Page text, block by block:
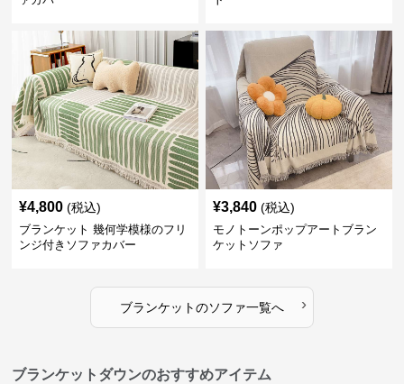
¥4,800 (税込)
ブランケット 幾何学模様のフリ
ンジ付きソファカバー
¥3,840 (税込)
モノトーンポップアートブラン
ケットソファ
ブランケットのソファ一覧へ ›
ブランケットダウンのおすすめアイテム